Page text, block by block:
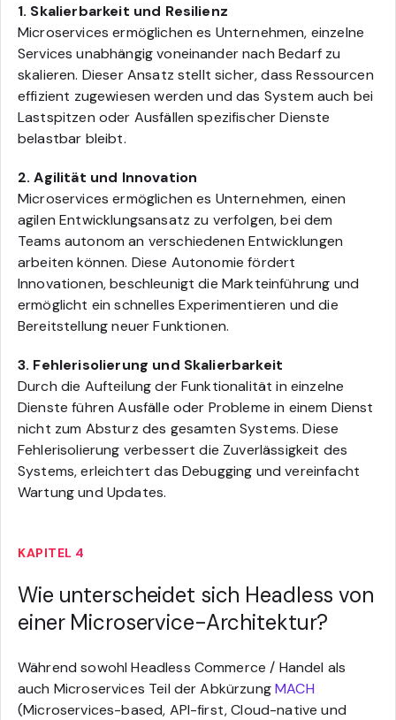
1. Skalierbarkeit und Resilienz
Microservices ermöglichen es Unternehmen, einzelne
Services unabhängig voneinander nach Bedarf zu
skalieren. Dieser Ansatz stellt sicher, dass Ressourcen
effizient zugewiesen werden und das System auch bei
Lastspitzen oder Ausfällen spezifischer Dienste
belastbar bleibt.
2. Agilität und Innovation
Microservices ermöglichen es Unternehmen, einen
agilen Entwicklungsansatz zu verfolgen, bei dem
Teams autonom an verschiedenen Entwicklungen
arbeiten können. Diese Autonomie fördert
Innovationen, beschleunigt die Markteinführung und
ermöglicht ein schnelles Experimentieren und die
Bereitstellung neuer Funktionen.
3. Fehlerisolierung und Skalierbarkeit
Durch die Aufteilung der Funktionalität in einzelne
Dienste führen Ausfälle oder Probleme in einem Dienst
nicht zum Absturz des gesamten Systems. Diese
Fehlerisolierung verbessert die Zuverlässigkeit des
Systems, erleichtert das Debugging und vereinfacht
Wartung und Updates.
KAPITEL 4
Wie unterscheidet sich Headless von
einer Microservice-Architektur?
Während sowohl Headless Commerce / Handel als
auch Microservices Teil der AbkürzungMACH
(Microservices-based, API-first, Cloud-native und